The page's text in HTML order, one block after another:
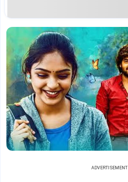
ADVERTISEMENT